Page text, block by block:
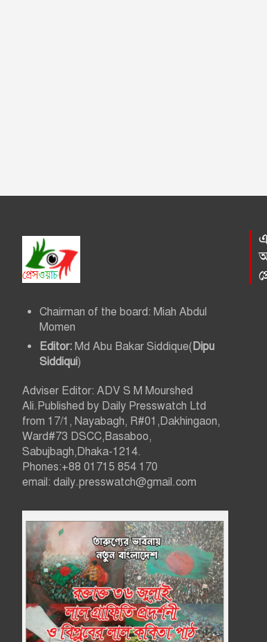
i
o
n
Chairman of the board: Miah Abdul
Momen
Editor: Md Abu Bakar Siddique(Dipu
Siddiqui)
Adviser Editor: ADV S M Mourshed
Ali.Published by Daily Presswatch Ltd
from 17/1, Nayabagh, R#01,Dakhingaon,
Ward#73 DSCC,Basaboo,
Sabujbagh,Dhaka-1214.
Phones:+88 01715 854 170
email: daily.presswatch@gmail.com